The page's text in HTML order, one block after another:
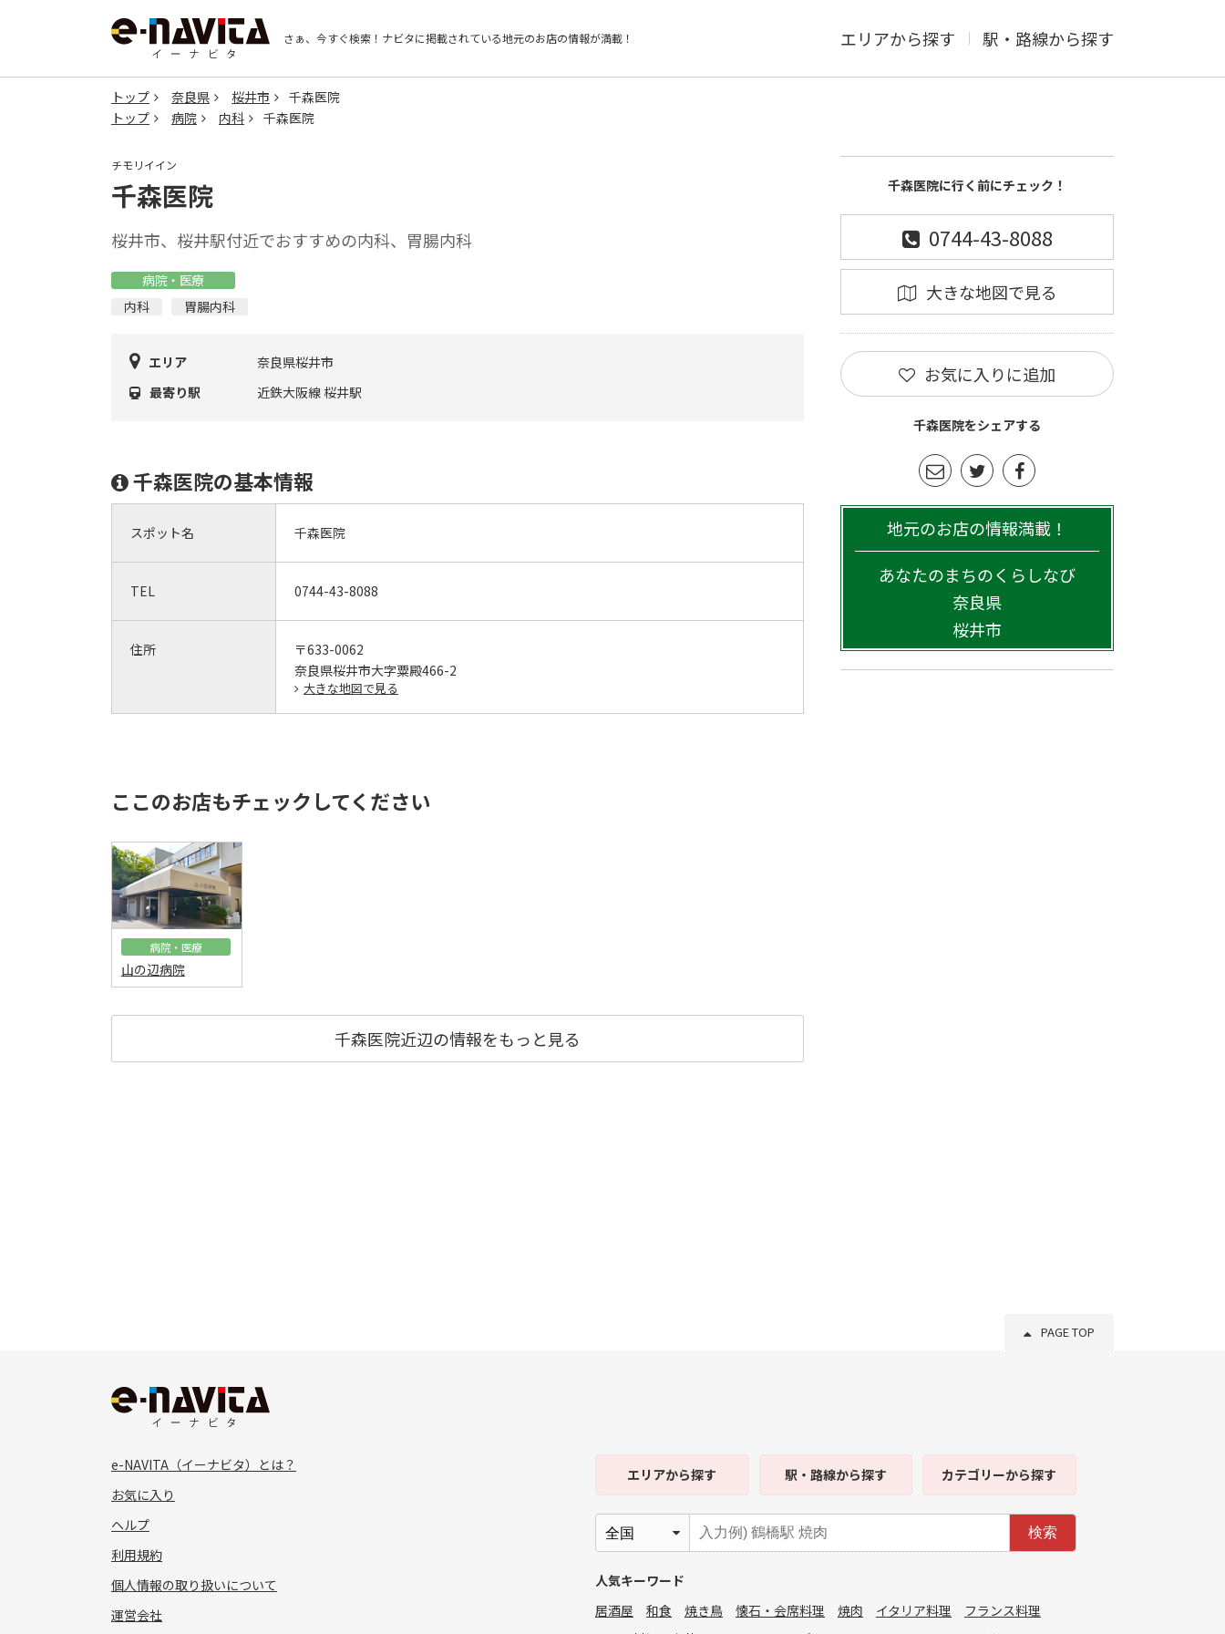
さぁ、今すぐ検索！ ナビタに掲載されている地元のお店の情報が満載！ エリアから探す 駅・路線から探す
トップ 奈良県 桜井市
千森医院
トップ
病院 内科 千森医院
チモリイイン
千森医院
桜井市、桜井駅付近でおすすめの内科、胃腸内科
病院・医療
内科
胃腸内科
エリア
奈良県桜井市
最寄り駅
近鉄大阪線 桜井駅
千森医院の基本情報
スポット名 千森医院
TEL 0744-43-8088
住所
〒633-0062
奈良県桜井市大字粟殿466-2
大きな地図で見る
ここのお店もチェックしてください
病院・医療
山の辺病院
千森医院近辺の情報をもっと見る
千森医院に行く前にチェック！
0744-43-8088
大きな地図で見る
お気に入りに追加
千森医院をシェアする
地元のお店の情報満載！
あなたのまちのくらしなび
奈良県
桜井市
PAGE TOP
e-NAVITA（イーナビタ）とは？
お気に入り
ヘルプ
利用規約
個人情報の取り扱いについて
運営会社
エリアから探す 駅・路線から探す カテゴリーから探す
検索
人気キーワード
居酒屋
和食 焼き鳥 懐石・会席料理 焼肉 イタリア料理
フランス料理